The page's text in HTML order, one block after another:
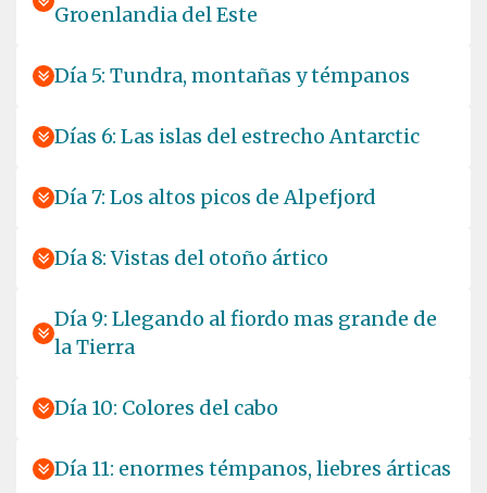
Groenlandia del Este
Día 5: Tundra, montañas y témpanos
Días 6: Las islas del estrecho Antarctic
Día 7: Los altos picos de Alpefjord
Día 8: Vistas del otoño ártico
Día 9: Llegando al fiordo mas grande de
la Tierra
Día 10: Colores del cabo
Día 11: enormes témpanos, liebres árticas